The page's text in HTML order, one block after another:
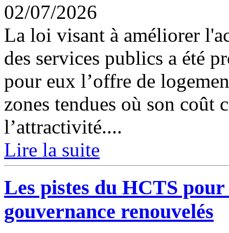
02/07/2026
La loi visant à améliorer
des services publics a été
pour eux l’offre de
zones tendues où son coût
l’attractivité....
Lire la suite
Les pistes du HCTS
gouvernance renouvelés